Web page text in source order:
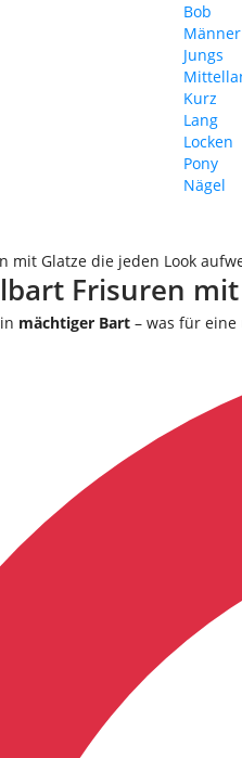
Bob
Männer
Jungs
Kurz
Lang
Locken
Pony
Nägel
mit Glatze die jeden Look
Frisuren
mächtiger Bart – was für eine